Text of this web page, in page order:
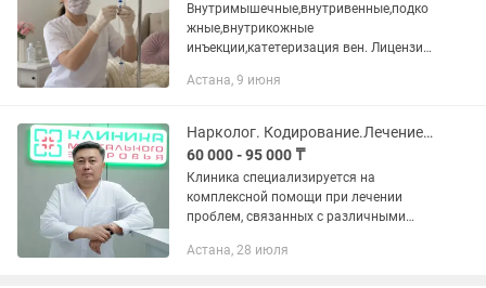
Внутримышечные,внутривенные,подко
жные,внутрикожные
инъекции,катетеризация вен. Лицензия
04.07.2024 Министерство
Астана, 9 июня
Нарколог. Кодирование.Лечение алкоголизма и наркомании.Анонимно.
60 000 - 95 000 ₸
Клиника специализируется на
комплексной помощи при лечении
проблем, связанных с различными
включая проблемы с алкоголем и
Астана, 28 июля